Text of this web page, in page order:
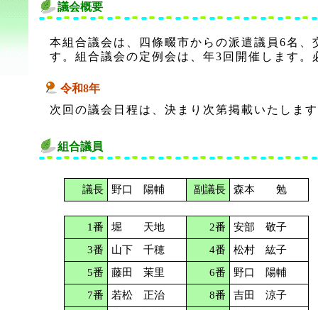
議会概要
本組合議会は、四條畷市からの派遣議員6名
す。組合議会の定例会は、年3回開催します
令和8年
次回の議会日程は、決まり次第掲載いたしま
組合議員
議長 野口 陽輔 副議長 森本 勉
1番 堀 天地 2番
安部 敬子
3番
山下 千穂 4番
松村 紘子
5番
藤田 茉里 6番
野口 陽輔
7番
若松 正治 8番
吉田 涼子